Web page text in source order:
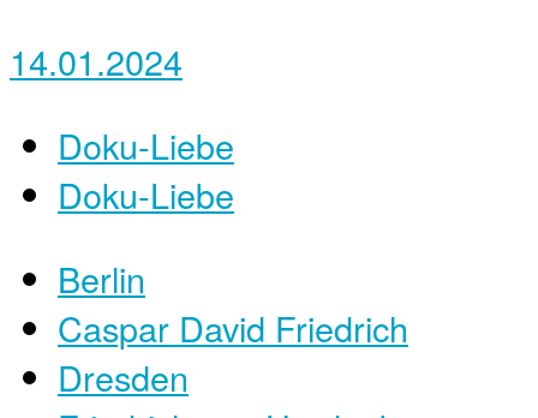
14.01.2024
Doku-Liebe
Doku-Liebe
Berlin
Caspar David Friedrich
Dresden